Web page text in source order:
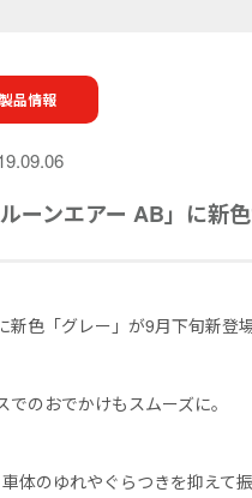
品情報
ーンエアー AB」に新色
色「グレー」が9月下旬新登
のおでかけもスムーズに。
体のゆれやぐらつきを抑えて